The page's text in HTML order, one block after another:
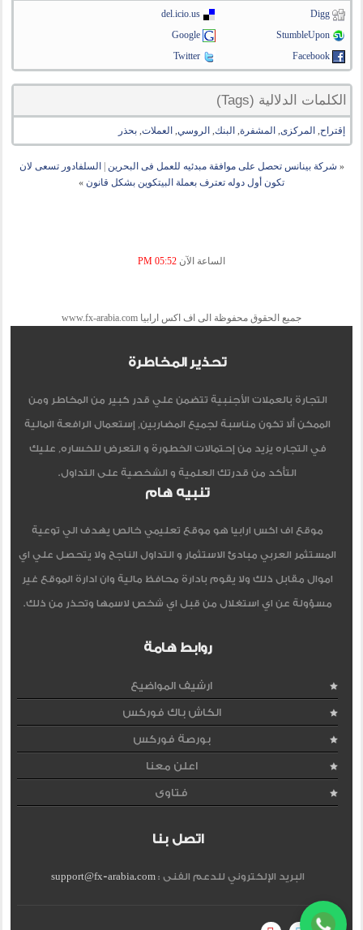
Digg
del.icio.us
StumbleUpon
Google
Facebook
Twitter
الكلمات الدلالية (Tags)
إقتراح, المركزى, المشفرة, البنك, الروسي, العملات,بحذر
« شركة بينانس تحصل على موافقة مبدئيه للعمل فى البحرين
السلفادور تسعى لان
تكون أول دوله تعترف بعملة البيتكوين بشكل قانون »
الساعة الآن 05:52 PM
جميع الحقوق محفوظة الى اف اكس ارابيا www.fx-arabia.com
تحذير المخاطرة
التجارة بالعملات الأجنبية تتضمن علي قدر كبير من المخاطر ومن
الممكن ألا تكون مناسبة لجميع المضاربين, إستعمال الرافعة المالية
في التجاره يزيد من إحتمالات الخطورة و التعرض للخساره, عليك
التأكد من قدرتك العلمية و الشخصية على التداول.
تنبيه هام
موقع اف اكس ارابيا هو موقع تعليمي خالص يهدف الي توعية
المستثمر العربي مبادئ الاستثمار و التداول الناجح ولا يتحصل علي اي
اموال مقابل ذلك ولا يقوم بادارة محافظ مالية وان ادارة الموقع غير
مسؤولة عن اي استغلال من قبل اي شخص لاسمها وتحذر من ذلك.
روابط هامة
ارشيف المواضيع
الكاش باك فوركس
بورصة فوركس
اعلن معنا
فتاوى
اتصل بنا
البريد الإلكتروني للدعم الفنى :support@fx-arabia.com